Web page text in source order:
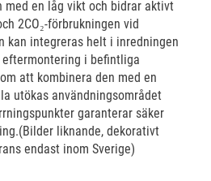
en låg vikt och bidrar aktivt
2CO₂-förbrukningen vid
kan integreras helt i inredningen
i befintliga
att kombinera den med en
utökas användningsområdet
garanterar säker
liknande, dekorativt
endast inom Sverige)